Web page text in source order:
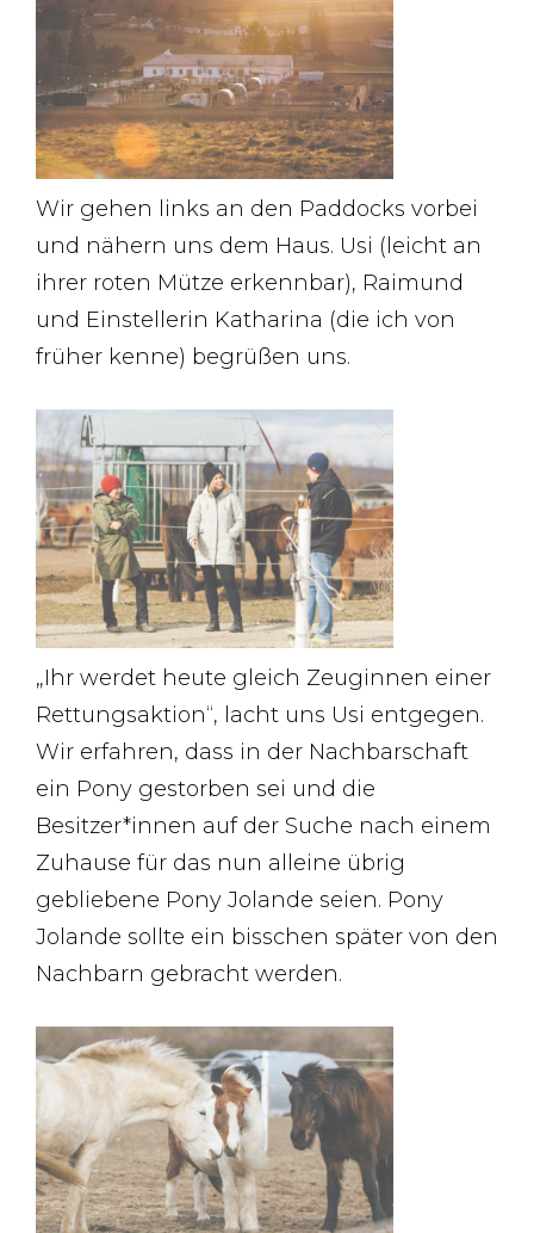
Wir gehen links an den Paddocks vorbei
und nähern uns dem Haus. Usi (leicht an
ihrer roten Mütze erkennbar), Raimund
und Einstellerin Katharina (die ich von
früher kenne) begrüßen uns.
„Ihr werdet heute gleich Zeuginnen einer
Rettungsaktion“, lacht uns Usi entgegen.
Wir erfahren, dass in der Nachbarschaft
ein Pony gestorben sei und die
Besitzer*innen auf der Suche nach einem
Zuhause für das nun alleine übrig
gebliebene Pony Jolande seien. Pony
Jolande sollte ein bisschen später von den
Nachbarn gebracht werden.